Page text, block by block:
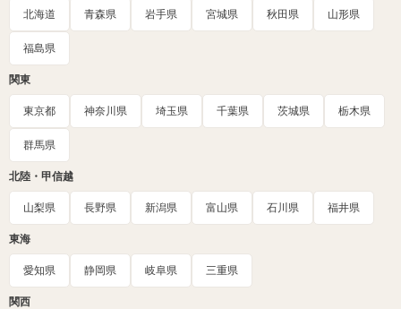
北海道 青森県 岩手県 宮城県 秋田県 山形県
福島県
関東
東京都 神奈川県 埼玉県 千葉県 茨城県 栃木県
群馬県
北陸・甲信越
山梨県 長野県 新潟県 富山県 石川県 福井県
東海
愛知県 静岡県 岐阜県 三重県
関西